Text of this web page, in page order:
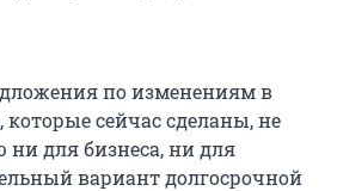
по изменениям в
сейчас сделаны, не
для бизнеса, ни для
вариант долгосрочной